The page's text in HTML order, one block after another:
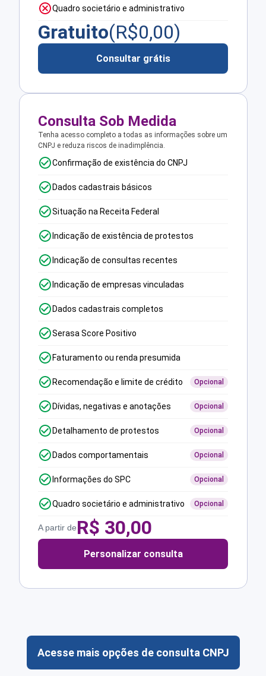
Quadro societário e administrativo
Gratuito(R$0,00)
Consultar grátis
Consulta Sob Medida
Tenha acesso completo a todas as informações sobre um
CNPJ e reduza riscos de inadimplência.
Confirmação de existência do CNPJ
Dados cadastrais básicos
Situação na Receita Federal
Indicação de existência de protestos
Indicação de consultas recentes
Indicação de empresas vinculadas
Dados cadastrais completos
Serasa Score Positivo
Faturamento ou renda presumida
Recomendação e limite de crédito Opcional
Dívidas, negativas e anotações Opcional
Detalhamento de protestos Opcional
Dados comportamentais Opcional
Informações do SPC Opcional
Quadro societário e administrativo Opcional
A partir deR$ 30,00
Personalizar consulta
Acesse mais opções de consulta CNPJ